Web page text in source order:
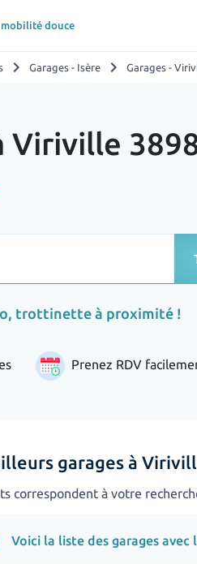
mobilité douce
chevron_right Garages - Isère chevron_right Garages -
Viriville
trottinette à proximité !
Prenez RDV
garages à
correspondent à votre
Voici la liste des garages